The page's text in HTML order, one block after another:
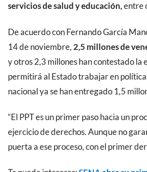
servicios de salud y educación,entre
De acuerdo con Fernando García
14 de noviembre, 2,5 millones de
y otros 2,3 millones han contestado
permitirá al Estado trabajar en
nacional ya se han entregado 1,5
“El PPT es un primer paso hacia un
ejercicio de derechos. Aunque no
puerta a ese proceso, con el primer